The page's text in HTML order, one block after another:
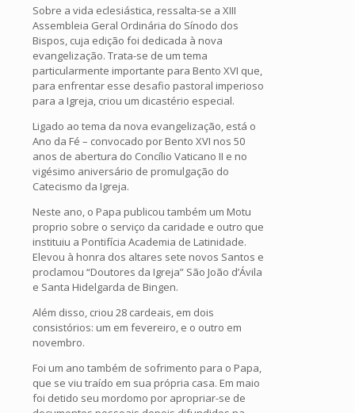
Sobre a vida eclesiástica, ressalta-se a XIII
Assembleia Geral Ordinária do Sínodo dos
Bispos, cuja edição foi dedicada à nova
evangelização. Trata-se de um tema
particularmente importante para Bento XVI que,
para enfrentar esse desafio pastoral imperioso
para a Igreja, criou um dicastério especial.
Ligado ao tema da nova evangelização, está o
Ano da Fé – convocado por Bento XVI nos 50
anos de abertura do Concílio Vaticano II e no
vigésimo aniversário de promulgação do
Catecismo da Igreja.
Neste ano, o Papa publicou também um Motu
proprio sobre o serviço da caridade e outro que
instituiu a Pontifícia Academia de Latinidade.
Elevou à honra dos altares sete novos Santos e
proclamou “Doutores da Igreja” São João d’Ávila
e Santa Hidelgarda de Bingen.
Além disso, criou 28 cardeais, em dois
consistórios: um em fevereiro, e o outro em
novembro.
Foi um ano também de sofrimento para o Papa,
que se viu traído em sua própria casa. Em maio
foi detido seu mordomo por apropriar-se de